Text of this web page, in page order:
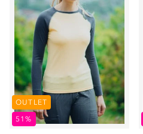
OUTLET
51%